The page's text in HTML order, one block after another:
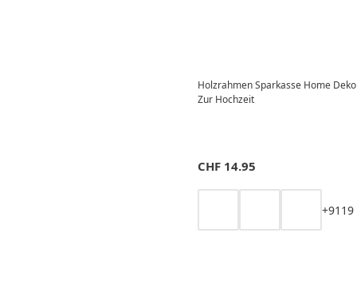
Holzrahmen Sparkasse Home
Zur Hochzeit
CHF 14.95
+9119